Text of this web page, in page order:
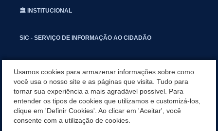
🏛️ INSTITUCIONAL
SIC - SERVIÇO DE INFORMAÇÃO AO CIDADÃO
INSTAGRAN
📱🩺 SAUDE CONECTADA
Usamos cookies para armazenar informações sobre como
você usa o nosso site e as páginas que visita. Tudo para
tornar sua experiência a mais agradável possível. Para
entender os tipos de cookies que utilizamos e customizá-los,
clique em 'Definir Cookies'. Ao clicar em 'Aceitar', você
consente com a utilização de cookies.